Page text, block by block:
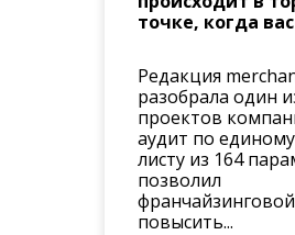
точке, когда
Редакция
разобрала один
проектов
аудит по
листу из 164
позволил
повысить...